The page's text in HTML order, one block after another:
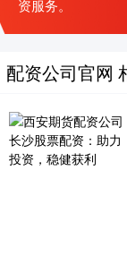
资服务。
配资公司官网